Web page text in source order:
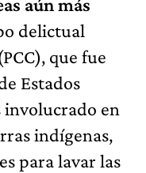
delictual
que fue
Estados
involucrado en
indígenas,
para lavar las